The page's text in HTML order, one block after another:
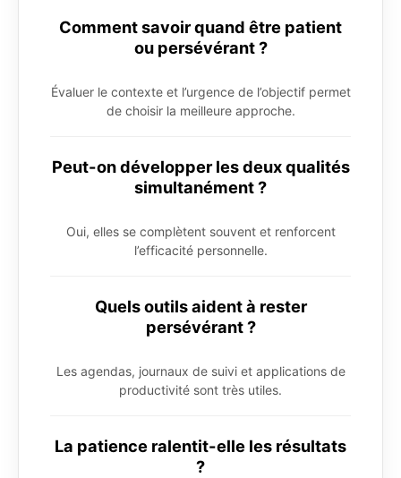
Comment savoir quand être patient
ou persévérant ?
Évaluer le contexte et l’urgence de l’objectif permet
de choisir la meilleure approche.
Peut-on développer les deux qualités
simultanément ?
Oui, elles se complètent souvent et renforcent
l’efficacité personnelle.
Quels outils aident à rester
persévérant ?
Les agendas, journaux de suivi et applications de
productivité sont très utiles.
La patience ralentit-elle les résultats
?